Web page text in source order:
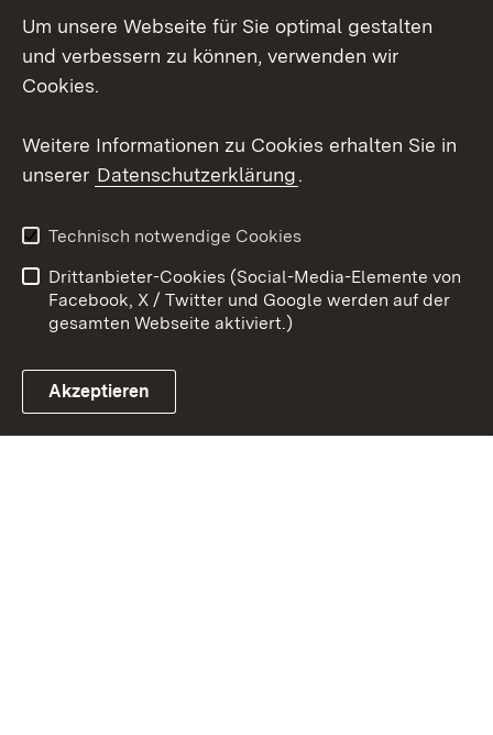
LinkedIn
Link zum Landesportal
Datenschutz
Barrierefreiheit
Impressum
Cookies
Um unsere Webseite für Sie optimal gestalten
und verbessern zu können, verwenden wir
Cookies.
Weitere Informationen zu Cookies erhalten Sie in
unserer Datenschutzerklärung.
Technisch notwendige Cookies
Drittanbieter-Cookies (Social-Media-Elemente von
Facebook, X / Twitter und Google werden auf der
gesamten Webseite aktiviert.)
Akzeptieren